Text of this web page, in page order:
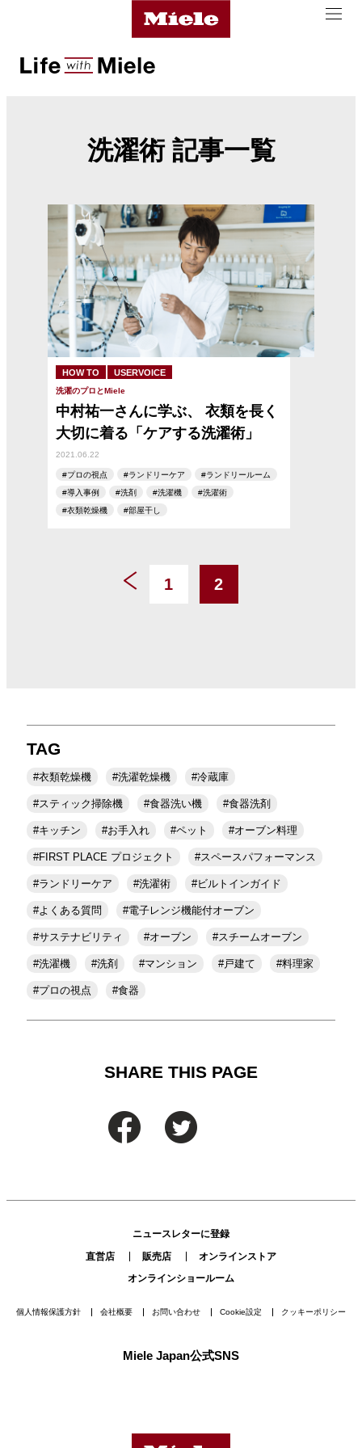
洗濯術 記事一覧
HOW TO USERVOICE
洗濯のプロとMiele
中村祐一さんに学ぶ、 衣類を長く
大切に着る「ケアする洗濯術」
2021.06.22
プロの視点 ランドリーケア
ランドリールーム
導入事例
洗剤 洗濯機
洗濯術
衣類乾燥機
部屋干し
1 2
TAG
衣類乾燥機 洗濯乾燥機 冷蔵庫
スティック掃除機 食器洗い機 食器洗剤
キッチン お手入れ ペット オーブン料理
FIRST PLACE プロジェクト スペースパフォーマンス
ランドリーケア 洗濯術 ビルトインガイド
よくある質問 電子レンジ機能付オーブン
サステナビリティ オーブン スチームオーブン
洗濯機 洗剤 マンション 戸建て 料理家
プロの視点 食器
SHARE THIS PAGE
ニュースレターに登録
直営店
販売店
オンラインストア
オンラインショールーム
個人情報保護方針 会社概要 お問い合わせ Cookie設定 クッキーポリシー
Miele Japan公式SNS